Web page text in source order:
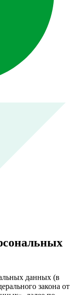
данных (в
закона от